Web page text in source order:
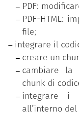
livello sociale.
PDF:
PDF-HTML:
file;
integrare il
creare un
cambiare
chunk di
integrare i
all’interno